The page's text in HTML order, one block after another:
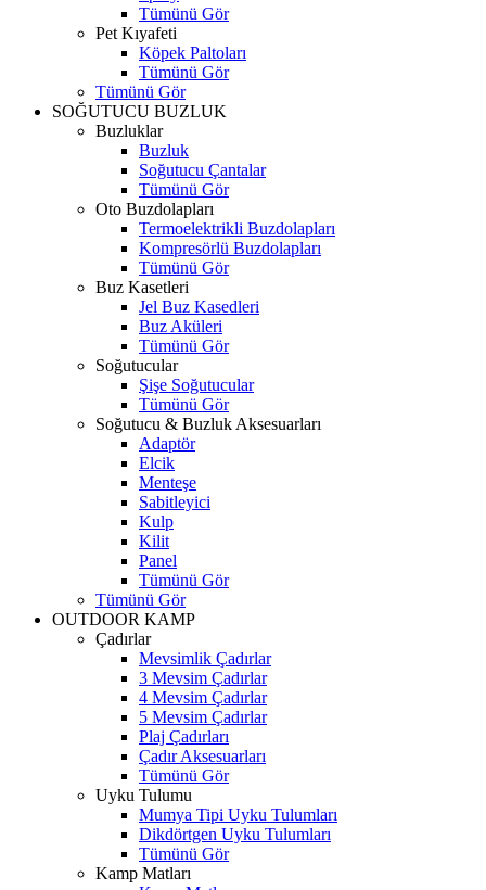
Tümünü Gör
Pet Kıyafeti
Köpek Paltoları
Tümünü Gör
Tümünü Gör
SOĞUTUCU BUZLUK
Buzluklar
Buzluk
Soğutucu Çantalar
Tümünü Gör
Oto Buzdolapları
Termoelektrikli Buzdolapları
Kompresörlü Buzdolapları
Tümünü Gör
Buz Kasetleri
Jel Buz Kasedleri
Buz Aküleri
Tümünü Gör
Soğutucular
Şişe Soğutucular
Tümünü Gör
Soğutucu & Buzluk Aksesuarları
Adaptör
Elcik
Menteşe
Sabitleyici
Kulp
Kilit
Panel
Tümünü Gör
Tümünü Gör
OUTDOOR KAMP
Çadırlar
Mevsimlik Çadırlar
3 Mevsim Çadırlar
4 Mevsim Çadırlar
5 Mevsim Çadırlar
Plaj Çadırları
Çadır Aksesuarları
Tümünü Gör
Uyku Tulumu
Mumya Tipi Uyku Tulumları
Dikdörtgen Uyku Tulumları
Tümünü Gör
Kamp Matları